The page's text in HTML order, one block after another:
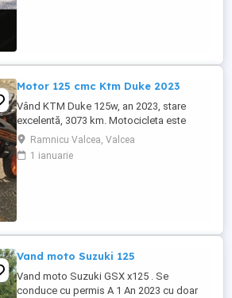
Motor 125 cmc Ktm Duke 2023
Vând KTM Duke 125w, an 2023, stare
excelentă, 3073 km. Motocicleta este
ideală pentru începători sau pentru oraș.
Fără daune, lovituri!
Ramnicu Valcea, Valcea
1 ianuarie
Vand moto Suzuki 125
Vand moto Suzuki GSX x125 . Se
conduce cu permis A 1 An 2023 cu doar